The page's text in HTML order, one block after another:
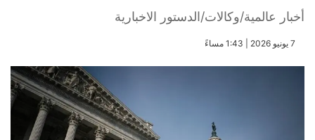
أخبار عالمية/وكالات/الدستور الاخبارية
​7 يونيو 2026 | 1:43 مساءً